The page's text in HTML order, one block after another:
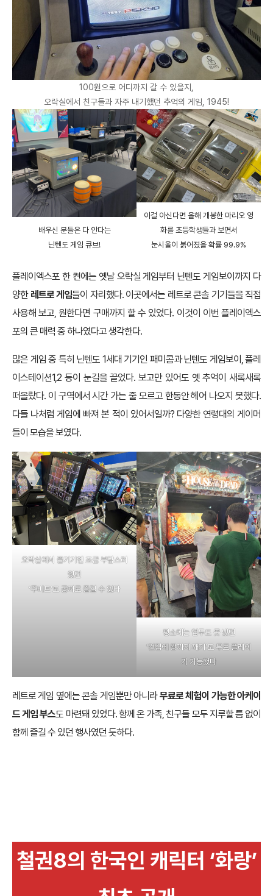
100원으로 어디까지 갈 수 있을지,
오락실에서 친구들과 자주 내기했던 추억의 게임, 1945!
배우신 분들은 다 안다는
닌텐도 게임 큐브!
이걸 아신다면 올해 개봉한 마리오 영
화를 초등학생들과 보면서
눈시울이 붉어졌을 확률 99.9%
플레이엑스포 한 켠에는 옛날 오락실 게임부터 닌텐도 게임보이까지 다
양한 레트로 게임들이 자리했다. 이곳에서는 레트로 콘솔 기기들을 직접
사용해 보고, 원한다면 구매까지 할 수 있었다. 이것이 이번 플레이엑스
포의 큰 매력 중 하나였다고 생각한다.
많은 게임 중 특히 닌텐도 1세대 기기인 패미콤과 닌텐도 게임보이, 플레
이스테이션1,2 등이 눈길을 끌었다. 보고만 있어도 옛 추억이 새록새록
떠올랐다. 이 구역에서 시간 가는 줄 모르고 한동안 헤어 나오지 못했다.
다들 나처럼 게임에 빠져 본 적이 있어서일까? 다양한 연령대의 게이머
들이 모습을 보였다.
오락실에서 즐기기엔 조금 부담스러
웠던
‘주비트’도 공짜로 즐길 수 있다
평소에는 엄두도 못 냈던
‘켠김에 왕까지 깨기’도 무료 플레이
가 가능했다
레트로 게임 옆에는 콘솔 게임뿐만 아니라무료로 체험이 가능한 아케이
드 게임 부스도 마련돼 있었다. 함께 온 가족, 친구들 모두 지루할 틈 없이
함께 즐길 수 있던 행사였던 듯하다.
철권8의 한국인 캐릭터 ‘화랑’